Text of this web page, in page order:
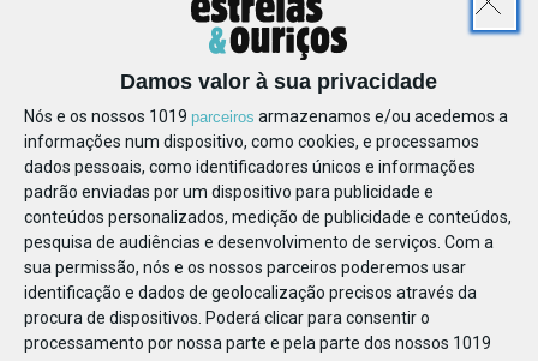
Damos valor à sua privacidade
Nós e os nossos 1019 parceiros armazenamos e/ou acedemos a
informações num dispositivo, como cookies, e processamos
dados pessoais, como identificadores únicos e informações
padrão enviadas por um dispositivo para publicidade e
conteúdos personalizados, medição de publicidade e conteúdos,
pesquisa de audiências e desenvolvimento de serviços. Com a
sua permissão, nós e os nossos parceiros poderemos usar
identificação e dados de geolocalização precisos através da
procura de dispositivos. Poderá clicar para consentir o
processamento por nossa parte e pela parte dos nossos 1019